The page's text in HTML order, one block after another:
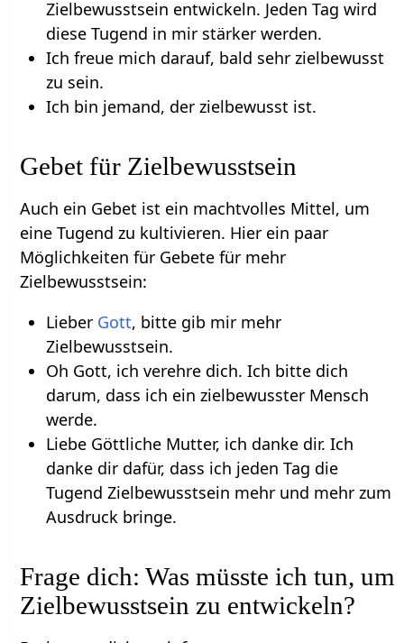
Zielbewusstsein entwickeln. Jeden Tag wird
diese Tugend in mir stärker werden.
Ich freue mich darauf, bald sehr zielbewusst
zu sein.
Ich bin jemand, der zielbewusst ist.
Gebet für Zielbewusstsein
Auch ein Gebet ist ein machtvolles Mittel, um
eine Tugend zu kultivieren. Hier ein paar
Möglichkeiten für Gebete für mehr
Zielbewusstsein:
Lieber Gott, bitte gib mir mehr
Zielbewusstsein.
Oh Gott, ich verehre dich. Ich bitte dich
darum, dass ich ein zielbewusster Mensch
werde.
Liebe Göttliche Mutter, ich danke dir. Ich
danke dir dafür, dass ich jeden Tag die
Tugend Zielbewusstsein mehr und mehr zum
Ausdruck bringe.
Frage dich: Was müsste ich tun, um
Zielbewusstsein zu entwickeln?